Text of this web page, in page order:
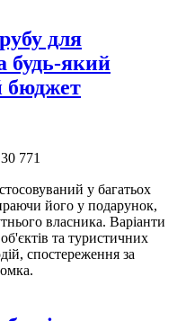
для
будь-який
бюджет
771
у багатьох
його у подарунок,
власника. Варіанти
та туристичних
спостереження за